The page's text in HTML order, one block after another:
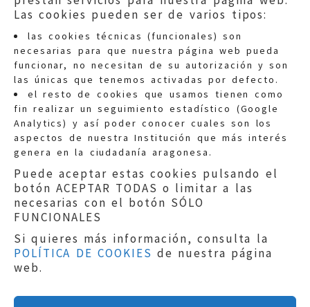
Las cookies pueden ser de varios tipos:
las cookies técnicas (funcionales) son
necesarias para que nuestra página web pueda
funcionar, no necesitan de su autorización y son
las únicas que tenemos activadas por defecto.
el resto de cookies que usamos tienen como
fin realizar un seguimiento estadístico (Google
Analytics) y así poder conocer cuales son los
aspectos de nuestra Institución que más interés
genera en la ciudadanía aragonesa.
Puede aceptar estas cookies pulsando el
botón ACEPTAR TODAS o limitar a las
necesarias con el botón SÓLO
FUNCIONALES
Si quieres más información, consulta la
POLÍTICA DE COOKIES de nuestra página
web.
Quejas:quejas@eljusticiadearagon.es
Información general:
informacion@eljusticiadearagon.es
Teléfonos:900 210 210/
Aviso legal|Política de privacidad|
Protección de Datos